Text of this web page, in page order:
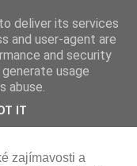
zajímavosti a
deliver its services
and user-agent are
and security
usage
abuse.
IT